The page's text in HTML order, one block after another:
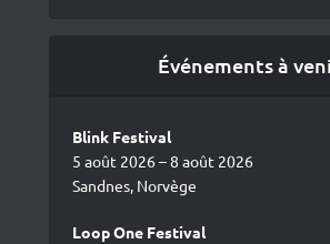
Événements à
Blink Festival
5 août 2026 – 8 août 2026
Sandnes, Norvège
Loop One Festival